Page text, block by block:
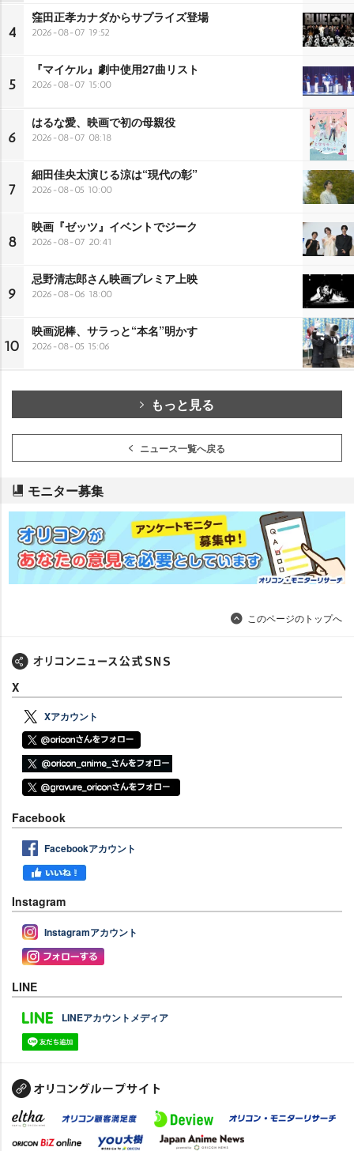
4
窪田正孝カナダからサプライズ登場
2026-08-07 19:52
5
『マイケル』劇中使用27曲リスト
2026-08-07 15:00
6
はるな愛、映画で初の母親役
2026-08-07 08:18
7
細田佳央太演じる涼は“現代の彰”
2026-08-05 10:00
8
映画『ゼッツ』イベントでジーク
2026-08-07 20:41
9
忌野清志郎さん映画プレミア上映
2026-08-06 18:00
10
映画泥棒、サラっと“本名”明かす
2026-08-05 15:06
もっと見る
ニュース一覧へ戻る
モニター募集
このページのトップへ
X
Xアカウント
Facebook
Facebookアカウント
Instagram
Instagramアカウント
LINE
LINEアカウントメディア